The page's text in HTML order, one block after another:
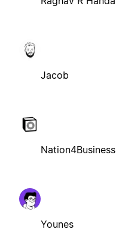
Jacob
Nation4Business
Younes